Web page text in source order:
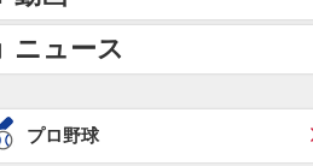
ニュース
プロ野球